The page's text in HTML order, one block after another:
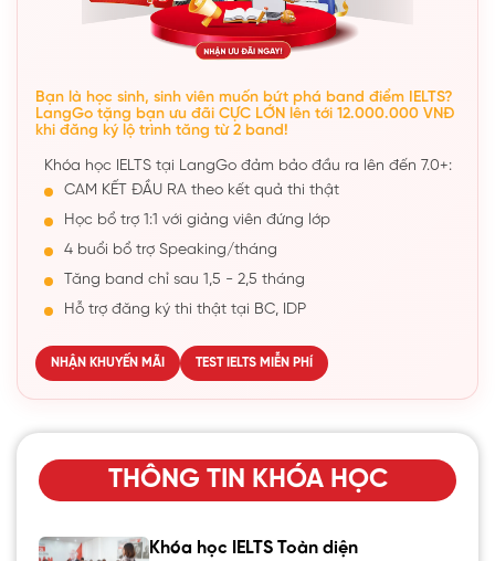
Bạn là học sinh, sinh viên muốn bứt phá band điểm IELTS?
LangGo tặng bạn ưu đãi CỰC LỚN lên tới 12.000.000 VNĐ
khi đăng ký lộ trình tăng từ 2 band!
Khóa học IELTS tại LangGo đảm bảo đầu ra lên đến 7.0+:
CAM KẾT ĐẦU RA theo kết quả thi thật
Học bổ trợ 1:1 với giảng viên đứng lớp
4 buổi bổ trợ Speaking/tháng
Tăng band chỉ sau 1,5 - 2,5 tháng
Hỗ trợ đăng ký thi thật tại BC, IDP
NHẬN KHUYẾN MÃI TEST IELTS MIỄN PHÍ
THÔNG TIN KHÓA HỌC
Khóa học IELTS Toàn diện